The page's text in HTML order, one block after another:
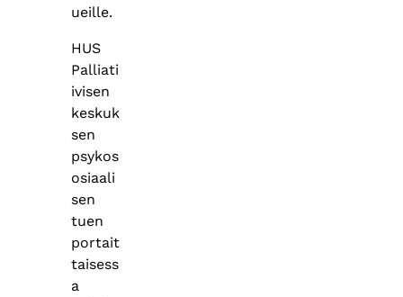
ueille.
HUS
Palliati
ivisen
keskuk
sen
psykos
osiaali
sen
tuen
portait
taisess
a